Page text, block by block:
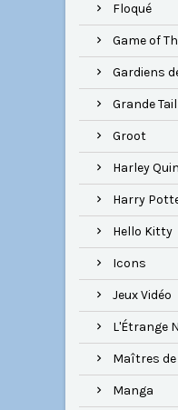
Floqué
Game of
Gardiens
Grande
Groot
Harley
Harry
Hello Kitty
Icons
Jeux Vidéo
L'Étrange
Maîtres
Manga